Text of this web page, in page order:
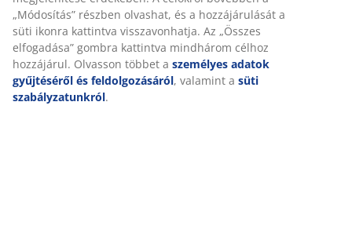
Kiszállítás
„Módosítás” részben olvashat, és a hozzájárulását a
süti ikonra kattintva visszavonhatja. Az „Összes
elfogadása” gombra kattintva mindhárom célhoz
hozzájárul. Olvasson többet a személyes adatok
gyűjtéséről és feldolgozásáról, valamint a süti
szabályzatunkról.